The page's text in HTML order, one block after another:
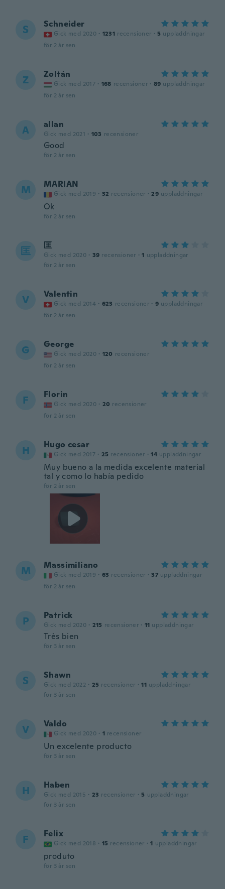
S Schneider
Gick med 2020 · 1231 recensioner · 5 uppladdningar
för 2 år sen
Z Zoltán
Gick med 2017 · 168 recensioner · 89 uppladdningar
för 2 år sen
A allan
Gick med 2021 · 103 recensioner
Good
för 2 år sen
M MARIAN
Gick med 2019 · 32 recensioner · 29 uppladdningar
Ok
för 2 år sen
匡 匡
Gick med 2020 · 39 recensioner · 1 uppladdningar
för 2 år sen
V Valentin
Gick med 2014 · 623 recensioner · 9 uppladdningar
för 2 år sen
G George
Gick med 2020 · 120 recensioner
för 2 år sen
F Florin
Gick med 2020 · 20 recensioner
för 2 år sen
H Hugo cesar
Gick med 2017 · 25 recensioner · 14 uppladdningar
Muy bueno a la medida excelente material
tal y como lo había pedido
för 2 år sen
M Massimiliano
Gick med 2019 · 63 recensioner · 37 uppladdningar
för 2 år sen
P Patrick
Gick med 2020 · 215 recensioner · 11 uppladdningar
Très bien
för 3 år sen
S Shawn
Gick med 2022 · 25 recensioner · 11 uppladdningar
för 3 år sen
V Valdo
Gick med 2020 · 1 recensioner
Un excelente producto
för 3 år sen
H Haben
Gick med 2015 · 23 recensioner · 5 uppladdningar
för 3 år sen
F Felix
Gick med 2018 · 15 recensioner · 1 uppladdningar
produto
för 3 år sen